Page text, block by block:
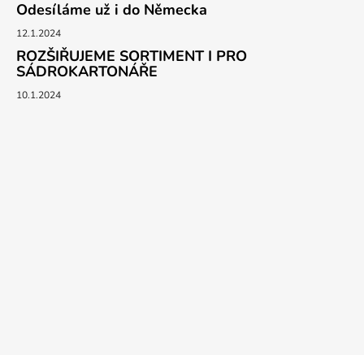
Odesíláme už i do Německa
12.1.2024
ROZŠIŘUJEME SORTIMENT I PRO
SÁDROKARTONÁŘE
10.1.2024